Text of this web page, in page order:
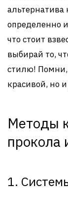
определенно
что стоит
выбирай то,
стилю! Помни,
красивой, но
Методы
прокола
1.